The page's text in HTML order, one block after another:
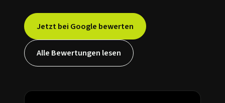
Jetzt bei Google bewerten
Alle Bewertungen lesen